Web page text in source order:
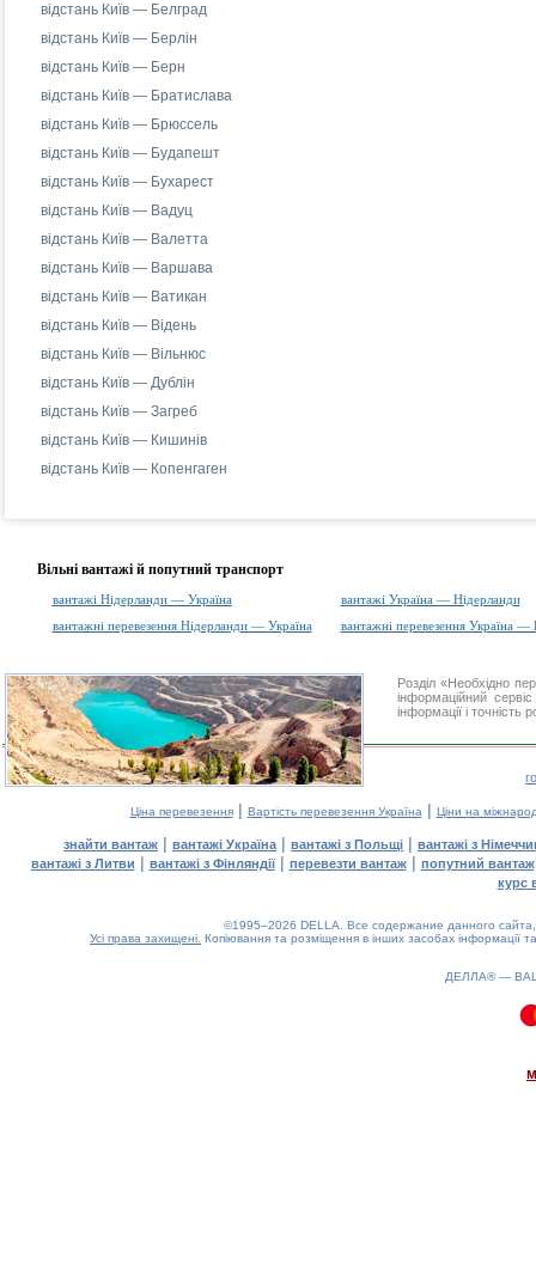
відстань Київ — Белград
відстань Київ — Берлін
відстань Київ — Берн
відстань Київ — Братислава
відстань Київ — Брюссель
відстань Київ — Будапешт
відстань Київ — Бухарест
відстань Київ — Вадуц
відстань Київ — Валетта
відстань Київ — Варшава
відстань Київ — Ватикан
відстань Київ — Відень
відстань Київ — Вільнюс
відстань Київ — Дублін
відстань Київ — Загреб
відстань Київ — Кишинів
відстань Київ — Копенгаген
Вільні вантажі й попутний транспорт
вантажі Нідерланди — Україна
вантажі Україна — Нідерланди
вантажні перевезення Нідерланди — Україна
вантажні перевезення Україна —
Розділ «Необхідно
інформаційний
інформації і
Ціна перевезення| Вартість перевезення Україна | Ціни на
знайти вантаж | вантажі Україна | вантажі з Польщі | вантажі з
вантажі з Литви | вантажі з Фінляндії| перевезти вантаж| попутний вантаж
курс
©1995–2026 DELLA. Все содержание данного
Усі права захищені. Копіювання та розміщення в інших засобах інформації
ДЕЛЛА® —